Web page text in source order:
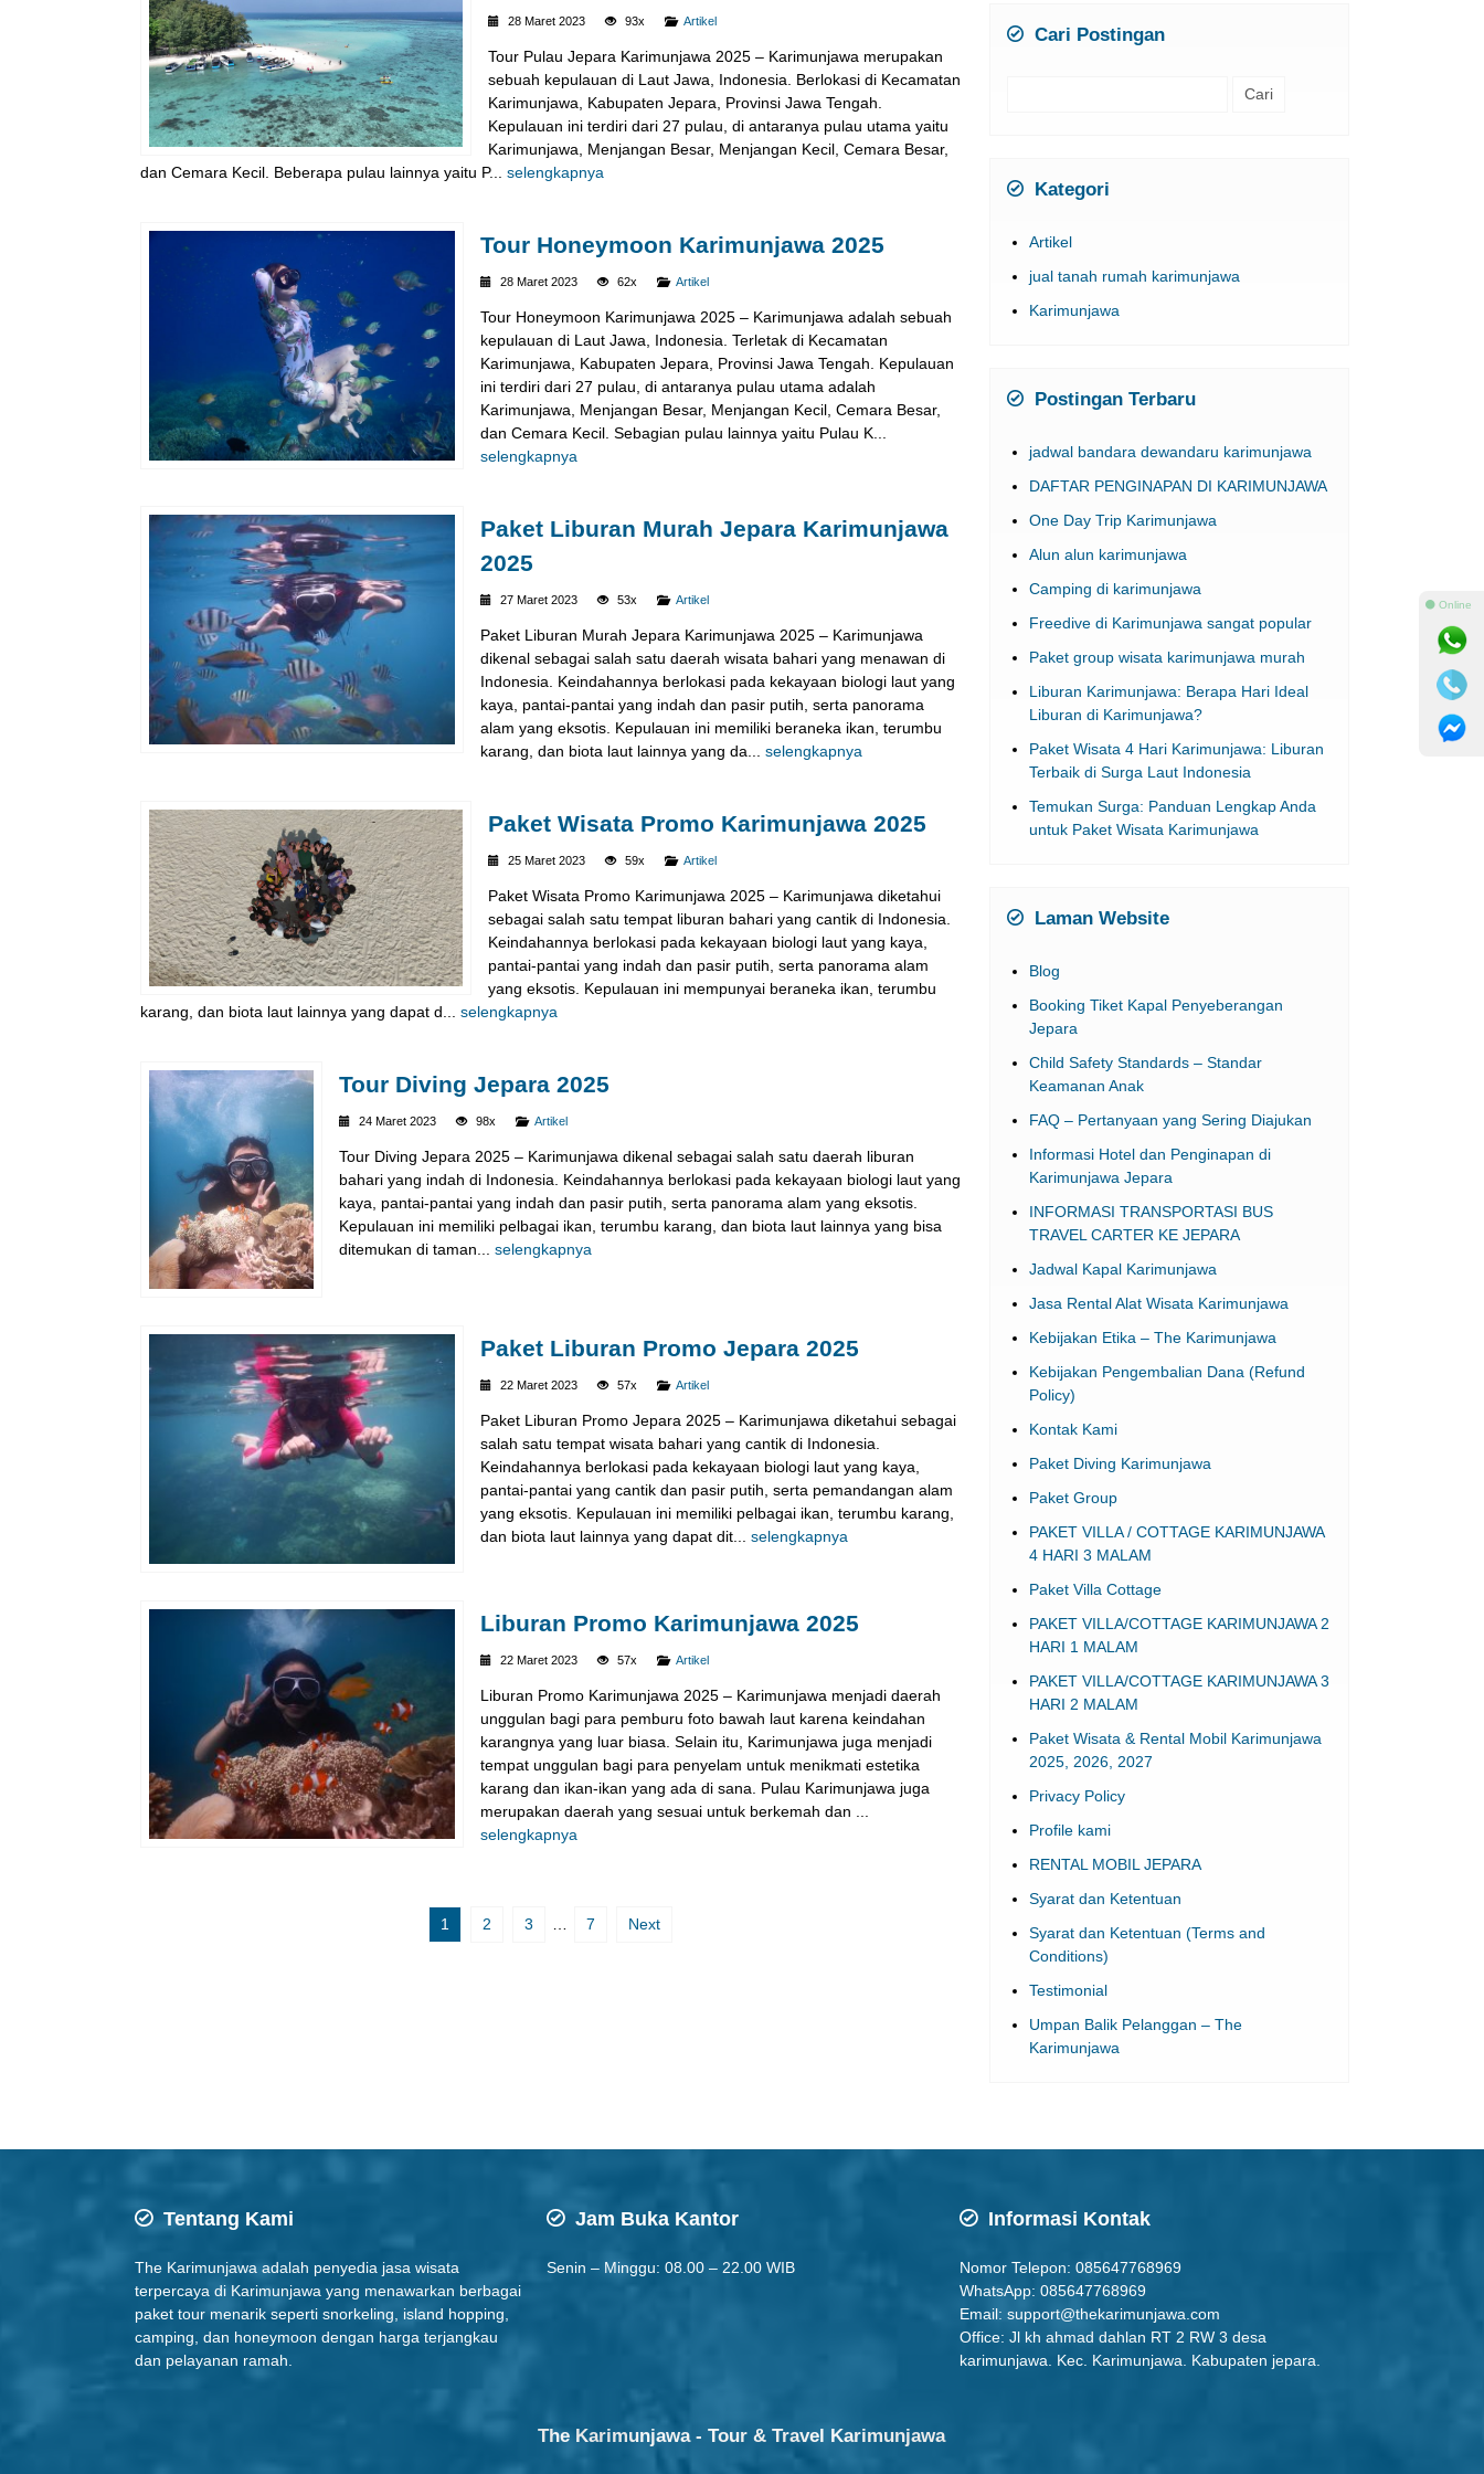
28 Maret 2023 93x Artikel
Tour Pulau Jepara Karimunjawa 2025 – Karimunjawa merupakan
sebuah kepulauan di Laut Jawa, Indonesia. Berlokasi di Kecamatan
Karimunjawa, Kabupaten Jepara, Provinsi Jawa Tengah.
Kepulauan ini terdiri dari 27 pulau, di antaranya pulau utama yaitu
Karimunjawa, Menjangan Besar, Menjangan Kecil, Cemara Besar,
dan Cemara Kecil. Beberapa pulau lainnya yaitu P... selengkapnya
Tour Honeymoon Karimunjawa 2025
28 Maret 2023 62x Artikel
Tour Honeymoon Karimunjawa 2025 – Karimunjawa adalah sebuah
kepulauan di Laut Jawa, Indonesia. Terletak di Kecamatan
Karimunjawa, Kabupaten Jepara, Provinsi Jawa Tengah. Kepulauan
ini terdiri dari 27 pulau, di antaranya pulau utama adalah
Karimunjawa, Menjangan Besar, Menjangan Kecil, Cemara Besar,
dan Cemara Kecil. Sebagian pulau lainnya yaitu Pulau K...
selengkapnya
Paket Liburan Murah Jepara Karimunjawa
2025
27 Maret 2023 53x Artikel
Paket Liburan Murah Jepara Karimunjawa 2025 – Karimunjawa
dikenal sebagai salah satu daerah wisata bahari yang menawan di
Indonesia. Keindahannya berlokasi pada kekayaan biologi laut yang
kaya, pantai-pantai yang indah dan pasir putih, serta panorama
alam yang eksotis. Kepulauan ini memiliki beraneka ikan, terumbu
karang, dan biota laut lainnya yang da... selengkapnya
Paket Wisata Promo Karimunjawa 2025
25 Maret 2023 59x Artikel
Paket Wisata Promo Karimunjawa 2025 – Karimunjawa diketahui
sebagai salah satu tempat liburan bahari yang cantik di Indonesia.
Keindahannya berlokasi pada kekayaan biologi laut yang kaya,
pantai-pantai yang indah dan pasir putih, serta panorama alam
yang eksotis. Kepulauan ini mempunyai beraneka ikan, terumbu
karang, dan biota laut lainnya yang dapat d... selengkapnya
Tour Diving Jepara 2025
24 Maret 2023 98x Artikel
Tour Diving Jepara 2025 – Karimunjawa dikenal sebagai salah satu daerah liburan
bahari yang indah di Indonesia. Keindahannya berlokasi pada kekayaan biologi laut yang
kaya, pantai-pantai yang indah dan pasir putih, serta panorama alam yang eksotis.
Kepulauan ini memiliki pelbagai ikan, terumbu karang, dan biota laut lainnya yang bisa
ditemukan di taman... selengkapnya
Paket Liburan Promo Jepara 2025
22 Maret 2023 57x Artikel
Paket Liburan Promo Jepara 2025 – Karimunjawa diketahui sebagai
salah satu tempat wisata bahari yang cantik di Indonesia.
Keindahannya berlokasi pada kekayaan biologi laut yang kaya,
pantai-pantai yang cantik dan pasir putih, serta pemandangan alam
yang eksotis. Kepulauan ini memiliki pelbagai ikan, terumbu karang,
dan biota laut lainnya yang dapat dit... selengkapnya
Liburan Promo Karimunjawa 2025
22 Maret 2023 57x Artikel
Liburan Promo Karimunjawa 2025 – Karimunjawa menjadi daerah
unggulan bagi para pemburu foto bawah laut karena keindahan
karangnya yang luar biasa. Selain itu, Karimunjawa juga menjadi
tempat unggulan bagi para penyelam untuk menikmati estetika
karang dan ikan-ikan yang ada di sana. Pulau Karimunjawa juga
merupakan daerah yang sesuai untuk berkemah dan ...
selengkapnya
1 2 3 7 Next
Cari
Artikel
jadwal bandara dewandaru karimunjawa
Liburan di Karimunjawa?
Paket Wisata 4 Hari Karimunjawa: Liburan
Terbaik di Surga Laut Indonesia
Temukan Surga: Panduan Lengkap Anda
untuk Paket Wisata Karimunjawa
Blog
Jepara
Child Safety Standards – Standar
Keamanan Anak
FAQ – Pertanyaan yang Sering Diajukan
Karimunjawa Jepara
INFORMASI TRANSPORTASI BUS
TRAVEL CARTER KE JEPARA
Jadwal Kapal Karimunjawa
Policy)
Kontak Kami
4 HARI 3 MALAM
Paket Villa Cottage
HARI 1 MALAM
PAKET VILLA/COTTAGE KARIMUNJAWA 3
HARI 2 MALAM
Paket Wisata & Rental Mobil Karimunjawa
2025, 2026, 2027
Privacy Policy
Conditions)
Testimonial
Karimunjawa
The Karimunjawa adalah penyedia jasa wisata
paket tour menarik seperti snorkeling, island hopping,
camping, dan honeymoon dengan harga terjangkau
dan pelayanan ramah.
Senin – Minggu: 08.00 – 22.00 WIB
Nomor Telepon: 085647768969
Email:support@thekarimunjawa.com
Office: Jl kh ahmad dahlan RT 2 RW 3 desa
karimunjawa. Kec. Karimunjawa. Kabupaten jepara.
⚫ Online